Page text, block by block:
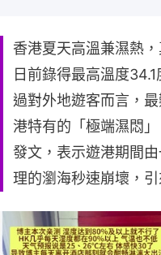
香港夏天高溫兼濕熱
日前錄得最高溫度
過對外地遊客而言，
港特有的「極端濕悶
發文，表示遊港期間
理的瀏海秒速崩壞，